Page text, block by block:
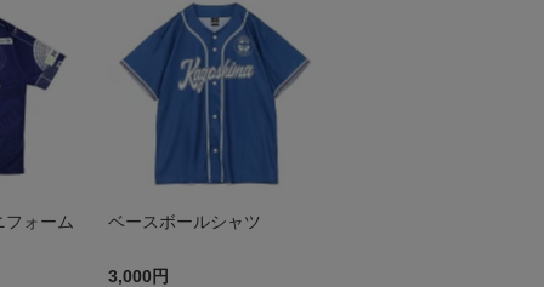
ォーム ベースボールシャツ
3,000円